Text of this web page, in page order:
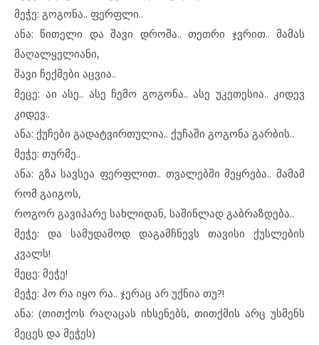
მეჭე: გოგონა.. ფერფლი..
ანა: წითელი და შავი დროშა.. თეთრი ჯვრით.. მამას
მაღალყელიანი,
შავი ჩექმები აცვია..
მეცე: აი ასე.. ასე ჩემო გოგონა.. ასე უკეთესია.. კიდევ
კიდევ..
ანა: ქუჩები გადატვირთულია.. ქუჩაში გოგონა გარბის..
მეჭე: თურმე..
ანა: გზა სავსეა ფერფლით.. თვალებში მეყრება.. მამამ
რომ გაიგოს,
როგორ გავიპარე სახლიდან, საშინლად გაბრაზდება..
მეჭე: და სამუდამოდ დაგამჩნევს თავისი ქუსლების
კვალს!
მეცე: მეჭე!
მეჭე: ჰო რა იყო რა.. ჯერაც არ უქნია თუ?!
ანა: (თითქოს რაღაცას იხსენებს, თითქმის არც უსმენს
მეცეს და მეჭეს)